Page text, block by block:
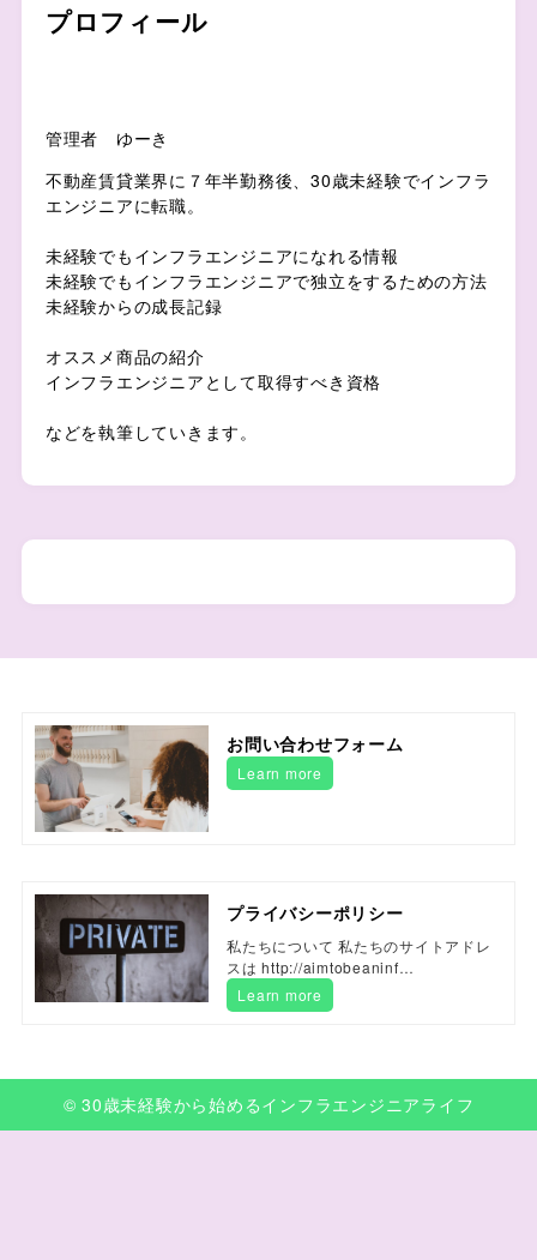
プロフィール
管理者 ゆーき
不動産賃貸業界に７年半勤務後、30歳未経験でインフラ
エンジニアに転職。
未経験でもインフラエンジニアになれる情報
未経験でもインフラエンジニアで独立をするための方法
未経験からの成長記録
オススメ商品の紹介
インフラエンジニアとして取得すべき資格
などを執筆していきます。
お問い合わせフォーム
Learn more
プライバシーポリシー
私たちについて 私たちのサイトアドレ
スは http://aimtobeaninf…
Learn more
© 30歳未経験から始めるインフラエンジニアライフ